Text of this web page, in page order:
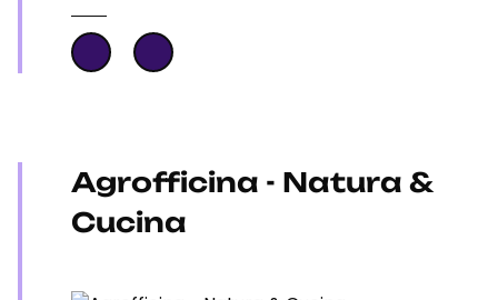
Agrofficina - Natura &
Cucina